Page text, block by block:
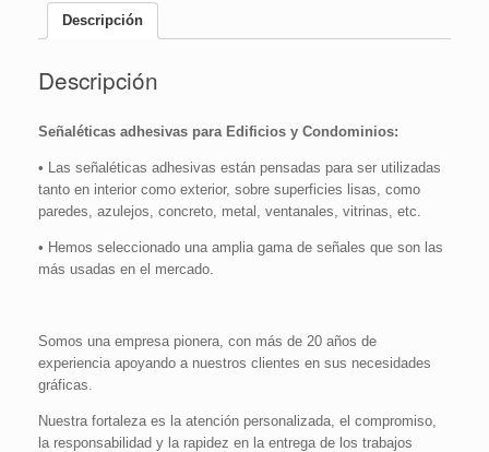
Descripción
Descripción
Señaléticas adhesivas para Edificios y Condominios:
• Las señaléticas adhesivas están pensadas para ser utilizadas
tanto en interior como exterior, sobre superficies lisas, como
paredes, azulejos, concreto, metal, ventanales, vitrinas, etc.
• Hemos seleccionado una amplia gama de señales que son las
más usadas en el mercado.
Somos una empresa pionera, con más de 20 años de
experiencia apoyando a nuestros clientes en sus necesidades
gráficas.
Nuestra fortaleza es la atención personalizada, el compromiso,
la responsabilidad y la rapidez en la entrega de los trabajos